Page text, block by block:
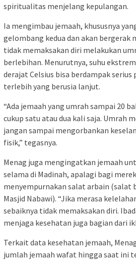
spiritualitas menjelang kepulangan.
Ia mengimbau jemaah, khususnya
gelombang kedua dan akan bergerak
tidak memaksakan diri melakukan
berlebihan. Menurutnya, suhu
derajat Celsius bisa berdampak serius
terlebih yang berusia lanjut.
“Ada jemaah yang umrah sampai 20
cukup satu atau dua kali saja. Umrah
jangan sampai mengorbankan
fisik,” tegasnya.
Menag juga mengingatkan jemaah
selama di Madinah, apalagi bagi
menyempurnakan salat arbain (salat
Masjid Nabawi). “Jika merasa
sebaiknya tidak memaksakan diri.
menjaga kesehatan juga bagian dari
Terkait data kesehatan jemaah,
jumlah jemaah wafat hingga saat ini